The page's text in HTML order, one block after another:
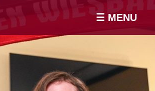
☰ MENU